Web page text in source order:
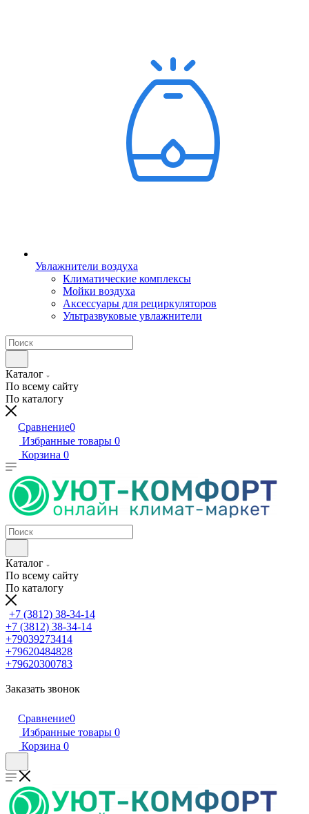
Увлажнители воздуха
Климатические комплексы
Мойки воздуха
Аксессуары для рециркуляторов
Ультразвуковые увлажнители
Каталог
По всему сайту
По каталогу
Сравнение0
Избранные товары 0
Корзина 0
Каталог
По всему сайту
По каталогу
+7 (3812) 38-34-14
+7 (3812) 38-34-14
+79039273414
+79620484828
+79620300783
Заказать звонок
Сравнение0
Избранные товары 0
Корзина 0